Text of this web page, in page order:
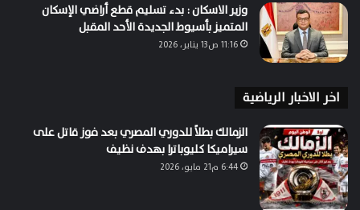
وزير الاسكان : بدء تسليم قطع أراضي الإسكان
المتميز بأسيوط الجديدة الأحد المقبل
11:16 ص13 يناير، 2026
اخر الاخبار الرياضية
الزمالك بطلاً للدوري المصري بعد فوز قاتل على
سيراميكا كليوباترا بهدف نظيف
6:44 م21 مايو، 2026